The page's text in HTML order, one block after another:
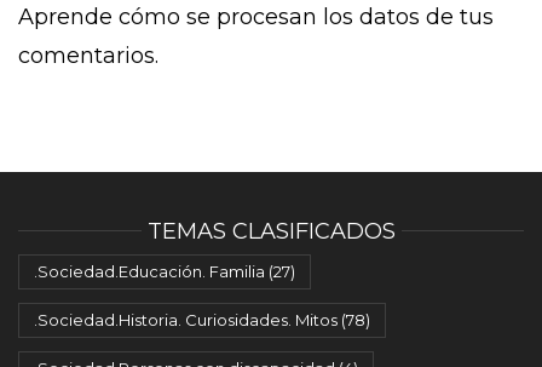
Aprende cómo se procesan los datos de tus
comentarios.
TEMAS CLASIFICADOS
.Sociedad.Educación. Familia (27)
.Sociedad.Historia. Curiosidades. Mitos (78)